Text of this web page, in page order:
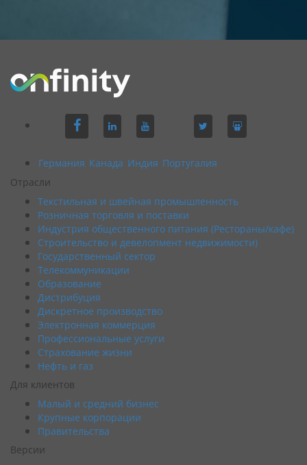
Германия Канада Индия Португалия
Отрасли
Текстильная и швейная промышленность
Розничная торговля и поставки
Индустрия общественного питания (Рестораны/кафе)
Строительство и девелопмент недвижимости)
Государственный сектор
Телекоммуникации
Образование
Дистрибуция
Дискретное производство
Электронная коммерция
Профессиональные услуги
Страхование жизни
Нефть и газ
Для клиентов
Малый и средний бизнес
Крупные корпорации
Правительства
Версии